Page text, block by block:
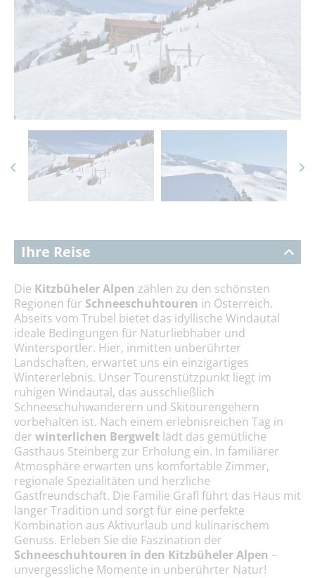
Ihre Reise
Die Kitzbüheler Alpen zählen zu den schönsten
Regionen für Schneeschuhtouren in Österreich.
Abseits vom Trubel bietet das idyllische Windautal
ideale Bedingungen für Naturliebhaber und
Wintersportler. Hier, inmitten unberührter
Landschaften, erwartet uns ein einzigartiges
Wintererlebnis. Unser Tourenstützpunkt liegt im
ruhigen Windautal, das ausschließlich
Schneeschuhwanderern und Skitourengehern
vorbehalten ist. Nach einem erlebnisreichen Tag in
der winterlichen Bergwelt lädt das gemütliche
Gasthaus Steinberg zur Erholung ein. In familiärer
Atmosphäre erwarten uns komfortable Zimmer,
regionale Spezialitäten und herzliche
Gastfreundschaft. Die Familie Grafl führt das Haus mit
langer Tradition und sorgt für eine perfekte
Kombination aus Aktivurlaub und kulinarischem
Genuss. Erleben Sie die Faszination der
Schneeschuhtouren in den Kitzbüheler Alpen –
unvergessliche Momente in unberührter Natur!